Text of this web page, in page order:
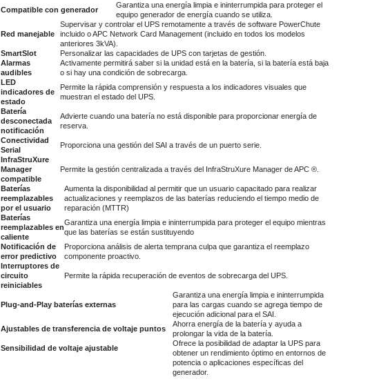
Compatible con generador
Garantiza una energía limpia e ininterrumpida para proteger el
equipo generador de energía cuando se utiliza.
Red manejable
Supervisar y controlar el UPS remotamente a través de software PowerChute
incluido o APC Network Card Management (incluido en todos los modelos
anteriores 3kVA).
SmartSlot
Personalizar las capacidades de UPS con tarjetas de gestión.
Alarmas
audibles
Activamente permitirá saber si la unidad está en la batería, si la batería está baja
o si hay una condición de sobrecarga.
LED
indicadores de
estado
Permite la rápida comprensión y respuesta a los indicadores visuales que
muestran el estado del UPS.
Batería
desconectada
notificación
Advierte cuando una batería no está disponible para proporcionar energía de
reserva.
Conectividad
Serial
Proporciona una gestión del SAI a través de un puerto serie.
InfraStruXure
Manager
compatible
Permite la gestión centralizada a través del InfraStruXure Manager de APC ®.
Baterías
reemplazables
por el usuario
Aumenta la disponibilidad al permitir que un usuario capacitado para realizar
actualizaciones y reemplazos de las baterías reduciendo el tiempo medio de
reparación (MTTR)
Baterías
reemplazables en
caliente
Garantiza una energía limpia e ininterrumpida para proteger el equipo mientras
que las baterías se están sustituyendo
Notificación de
error predictivo
Proporciona análisis de alerta temprana culpa que garantiza el reemplazo
componente proactivo.
Interruptores de
circuito
reiniciables
Permite la rápida recuperación de eventos de sobrecarga del UPS.
Plug-and-Play baterías externas
Garantiza una energía limpia e ininterrumpida
para las cargas cuando se agrega tiempo de
ejecución adicional para el SAI.
Ajustables de transferencia de voltaje puntos
Ahorra energía de la batería y ayuda a
prolongar la vida de la batería.
Sensibilidad de voltaje ajustable
Ofrece la posibilidad de adaptar la UPS para
obtener un rendimiento óptimo en entornos de
potencia o aplicaciones específicas del
generador.